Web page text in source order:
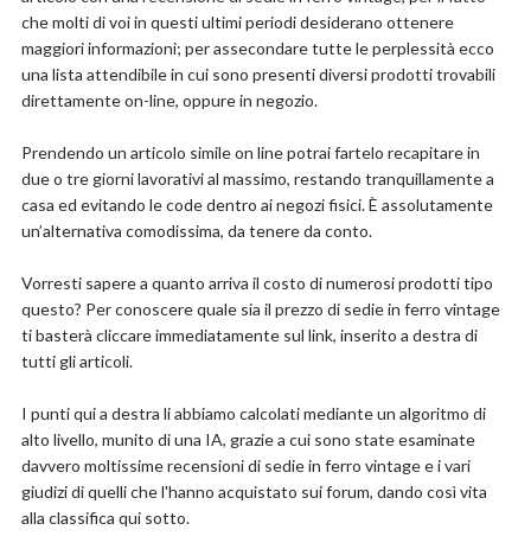
Stile: Moderno
Compralo su Amazon.it
Morbido e Confortevole: La grande sedia e l'ampia
e spessa imbottitura in schiuma morbida offrono il
massimo comfort per questa sedia da ufficio. I braccioli
dal design ergonomico offrono un'esperienza di seduta
confortevole. L'altezza perfetta può sostenere la
Forma Elegante: Sedia per ospiti perfetta, design
unico dello schienale a petalo, curva aggraziata che lo
fa sembrare un fiore, abbinato a un paio di gambe
dorate con rivestimento lucido. Una forma così
elegante lascia una forte impressione sui tuoi ospiti
altissima qualità e la migliore esperienza del cliente. Se
non sei completamente soddisfatto, non esitare a
contattarci. Tutte le email ricevono una risposta entro
24 ore
Dettagli
Usi consigliati per il prodotto: Pranzo, Ufficio
Materiale: Camoscio
Colore: Rosa
Marchio: Greensen
che molti di voi in questi ultimi periodi desiderano ottenere
maggiori informazioni; per assecondare tutte le perplessità ecco
una lista attendibile in cui sono presenti diversi prodotti trovabili
direttamente on-line, oppure in negozio.
Prendendo un articolo simile on line potrai fartelo recapitare in
due o tre giorni lavorativi al massimo, restando tranquillamente a
casa ed evitando le code dentro ai negozi fisici. È assolutamente
un’alternativa comodissima, da tenere da conto.
Vorresti sapere a quanto arriva il costo di numerosi prodotti tipo
questo? Per conoscere quale sia il prezzo di sedie in ferro vintage
ti basterà cliccare immediatamente sul link, inserito a destra di
tutti gli articoli.
I punti qui a destra li abbiamo calcolati mediante un algoritmo di
alto livello, munito di una IA, grazie a cui sono state esaminate
davvero moltissime recensioni di sedie in ferro vintage e i vari
giudizi di quelli che l'hanno acquistato sui forum, dando così vita
alla classifica qui sotto.